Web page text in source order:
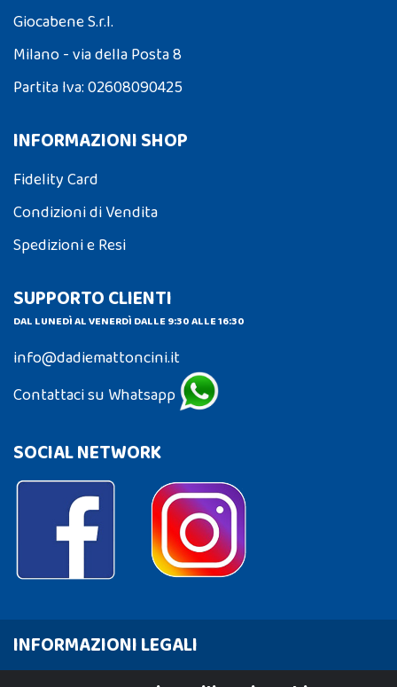
Giocabene S.r.l.
Milano - via della Posta 8
Partita Iva: 02608090425
INFORMAZIONI SHOP
Fidelity Card
Condizioni di Vendita
Spedizioni e Resi
SUPPORTO CLIENTI
DAL LUNEDÌ AL VENERDÌ DALLE 9:30 ALLE 16:30
info@dadiemattoncini.it
Contattaci su Whatsapp
SOCIAL NETWORK
INFORMAZIONI LEGALI